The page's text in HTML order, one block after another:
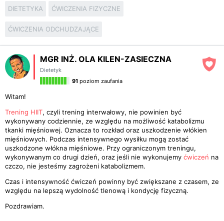
DIETETYKA ĆWICZENIA FIZYCZNE
ĆWICZENIA ODCHUDZAJĄCE
MGR INŻ. OLA KILEN-ZASIECZNA
Dietetyk
91 poziom zaufania
Witam!
Trening HIIT, czyli trening interwałowy, nie powinien być
wykonywany codziennie, ze względu na możliwość katabolizmu
tkanki mięśniowej. Oznacza to rozkład oraz uszkodzenie włókien
mięśniowych. Podczas intensywnego wysiłku mogą zostać
uszkodzone włókna mięśniowe. Przy ograniczonym treningu,
wykonywanym co drugi dzień, oraz jeśli nie wykonujemy ćwiczeń na
czczo, nie jesteśmy zagrożeni katabolizmem.
Czas i intensywność ćwiczeń powinny być zwiększane z czasem, ze
względu na lepszą wydolność tlenową i kondycję fizyczną.
Pozdrawiam.